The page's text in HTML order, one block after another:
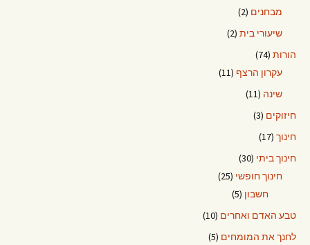
מבחנים (2)
שיעורי בית (2)
הורות (74)
עקרון הרצף (11)
שינה (11)
חיזוקים (3)
חינוך (17)
חינוך ביתי (30)
חינוך חופשי (25)
חשבון (5)
טבע האדם ואחרים (10)
לחנך את המומחים (5)